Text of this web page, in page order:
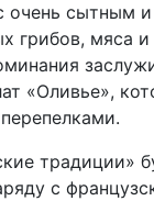
очень сытным
грибов, мяса и
«Оливье»,
традиции»
с